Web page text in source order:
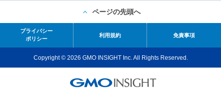
ページの先頭へ
プライバシー
ポリシー
利用規約 免責事項
Copyright © 2026 GMO INSIGHT Inc. All Rights Reserved.